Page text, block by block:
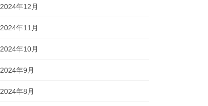
2024年12月
2024年11月
2024年10月
2024年9月
2024年8月